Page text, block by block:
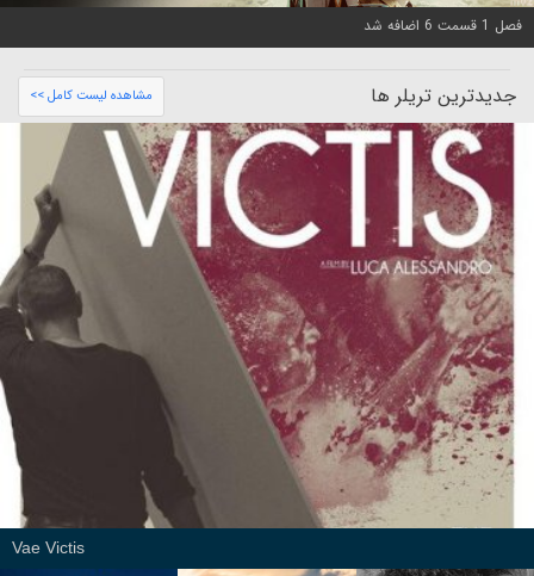
فصل 1 قسمت 6 اضافه شد
جدیدترین تریلر ها مشاهده لیست کامل >>
Vae Victis